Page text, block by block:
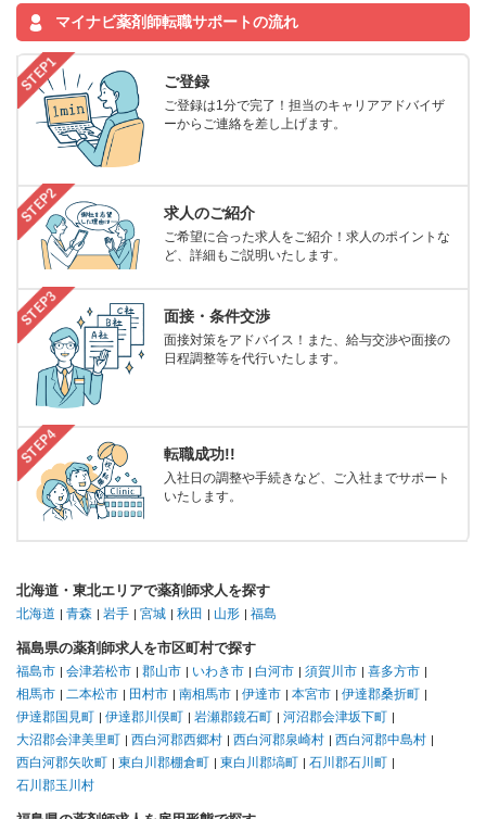
マイナビ薬剤師転職サポートの流れ
ご登録
ご登録は1分で完了！担当のキャリアアドバイザ
ーからご連絡を差し上げます。
求人のご紹介
ご希望に合った求人をご紹介！求人のポイントな
ど、詳細もご説明いたします。
面接・条件交渉
面接対策をアドバイス！また、給与交渉や面接の
日程調整等を代行いたします。
転職成功!!
入社日の調整や手続きなど、ご入社までサポート
いたします。
北海道・東北エリアで薬剤師求人を探す
北海道 青森 岩手 宮城 秋田 山形 福島
福島県の薬剤師求人を市区町村で探す
福島市 会津若松市 郡山市 いわき市 白河市 須賀川市
喜多方市
相馬市
二本松市 田村市 南相馬市 伊達市 本宮市
伊達郡桑折町
伊達郡国見町
伊達郡川俣町 岩瀬郡鏡石町
河沼郡会津坂下町
大沼郡会津美里町
西白河郡西郷村 西白河郡泉崎村
西白河郡中島村
西白河郡矢吹町
東白川郡棚倉町 東白川郡塙町
石川郡石川町
石川郡玉川村